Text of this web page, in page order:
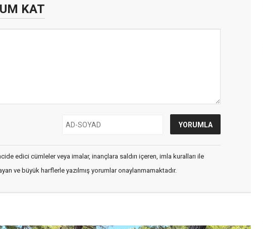
KAT
edici cümleler veya imalar, inançlara saldırı içeren, imla kuralları ile
ve büyük harflerle yazılmış yorumlar onaylanmamaktadır.